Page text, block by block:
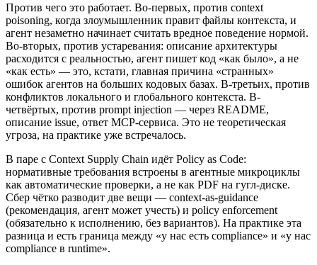
Против чего это работает. Во-первых, против context
poisoning, когда злоумышленник правит файлы контекста, и
агент незаметно начинает считать вредное поведение нормой.
Во-вторых, против устаревания: описание архитектуры
расходится с реальностью, агент пишет код «как было», а не
«как есть» — это, кстати, главная причина «странных»
ошибок агентов на больших кодовых базах. В-третьих, против
конфликтов локального и глобального контекста. В-
четвёртых, против prompt injection — через README,
описание issue, ответ MCP-сервиса. Это не теоретическая
угроза, на практике уже встречалось.
В паре с Context Supply Chain идёт Policy as Code:
нормативные требования встроены в агентные микроциклы
как автоматические проверки, а не как PDF на гугл-диске.
Сбер чётко разводит две вещи — context-as-guidance
(рекомендация, агент может учесть) и policy enforcement
(обязательно к исполнению, без вариантов). На практике эта
разница и есть граница между «у нас есть compliance» и «у нас
compliance в runtime».